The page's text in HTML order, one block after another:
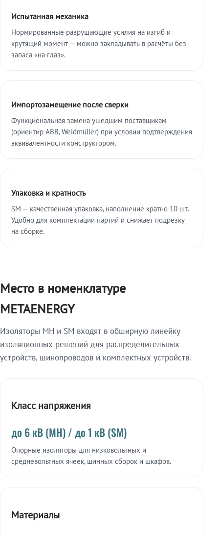
Испытанная механика
Нормированные разрушающие усилия на изгиб и
крутящий момент — можно закладывать в расчёты без
запаса «на глаз».
Импортозамещение после сверки
Функциональная замена ушедшим поставщикам
(ориентир ABB, Weidmüller) при условии подтверждения
эквивалентности конструктором.
Упаковка и кратность
SM — качественная упаковка, наполнение кратно 10 шт.
Удобно для комплектации партий и снижает подрезку
на сборке.
Место в номенклатуре
METAENERGY
Изоляторы МН и SM входят в обширную линейку
изоляционных решений для распределительных
устройств, шинопроводов и комплектных устройств.
Класс напряжения
до 6 кВ (МН) / до 1 кВ (SM)
Опорные изоляторы для низковольтных и
средневольтных ячеек, шинных сборок и шкафов.
Материалы